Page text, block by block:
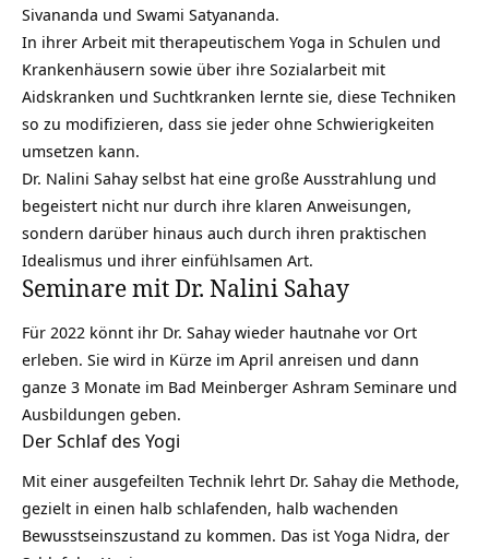
Sivananda und Swami Satyananda.
In ihrer Arbeit mit therapeutischem Yoga in Schulen und
Krankenhäusern sowie über ihre Sozialarbeit mit
Aidskranken und Suchtkranken lernte sie, diese Techniken
so zu modifizieren, dass sie jeder ohne Schwierigkeiten
umsetzen kann.
Dr. Nalini Sahay selbst hat eine große Ausstrahlung und
begeistert nicht nur durch ihre klaren Anweisungen,
sondern darüber hinaus auch durch ihren praktischen
Idealismus und ihrer einfühlsamen Art.
Seminare mit Dr. Nalini Sahay
Für 2022 könnt ihr Dr. Sahay wieder hautnahe vor Ort
erleben. Sie wird in Kürze im April anreisen und dann
ganze 3 Monate im Bad Meinberger Ashram Seminare und
Ausbildungen geben.
Der Schlaf des Yogi
Mit einer ausgefeilten Technik lehrt Dr. Sahay die Methode,
gezielt in einen halb schlafenden, halb wachenden
Bewusstseinszustand zu kommen. Das ist Yoga Nidra, der